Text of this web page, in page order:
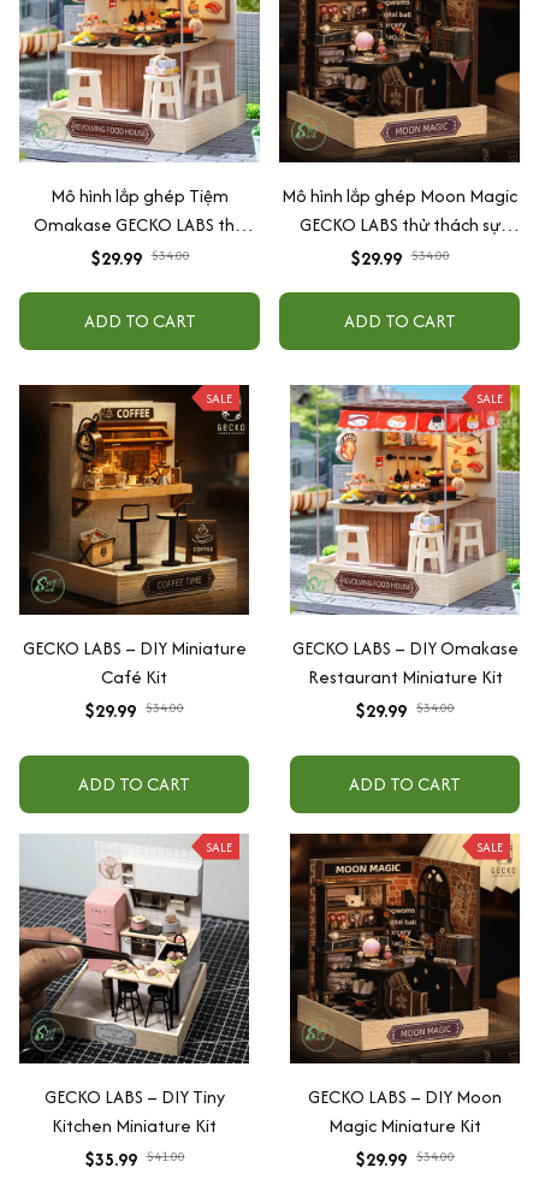
Mô hình lắp ghép Tiệm
Omakase GECKO LABS thử
thách sự khéo léo, giải tỏa
$29.99 $34.00
ADD TO CART
Mô hình lắp ghép Moon Magic
GECKO LABS thử thách sự
khéo léo, giải tỏa căng thẳng
$29.99 $34.00
ADD TO CART
SALE
GECKO LABS – DIY Miniature
Café Kit
$29.99 $34.00
ADD TO CART
SALE
GECKO LABS – DIY Omakase
Restaurant Miniature Kit
$29.99 $34.00
ADD TO CART
SALE
GECKO LABS – DIY Tiny
Kitchen Miniature Kit
$35.99 $41.00
SALE
GECKO LABS – DIY Moon
Magic Miniature Kit
$29.99 $34.00